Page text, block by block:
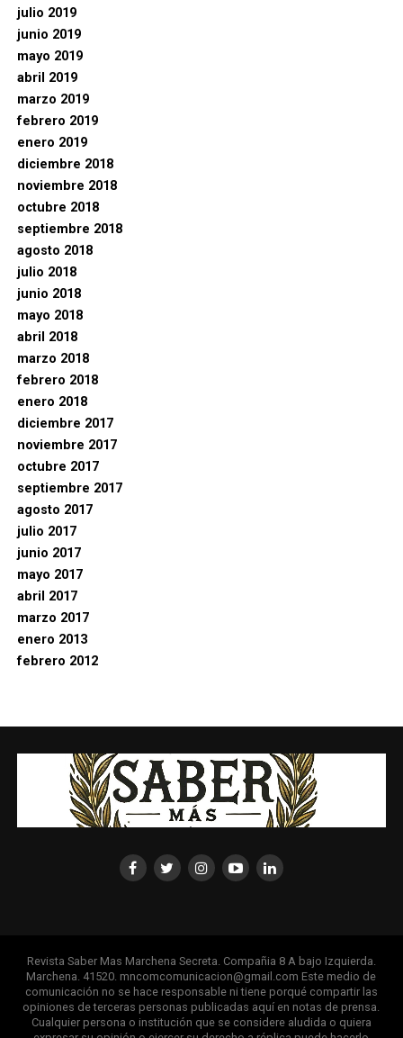
julio 2019
junio 2019
mayo 2019
abril 2019
marzo 2019
febrero 2019
enero 2019
diciembre 2018
noviembre 2018
octubre 2018
septiembre 2018
agosto 2018
julio 2018
junio 2018
mayo 2018
abril 2018
marzo 2018
febrero 2018
enero 2018
diciembre 2017
noviembre 2017
octubre 2017
septiembre 2017
agosto 2017
julio 2017
junio 2017
mayo 2017
abril 2017
marzo 2017
enero 2013
febrero 2012
Revista Saber Mas Marchena Secreta. Compañia 8 A bajo Izquierda.
Marchena. 41520. mncomcomunicacion@gmail.com Este medio de
comunicación no se hace responsable ni tiene porqué compartir las
opiniones de terceras personas publicadas aquí en notas de prensa.
Cualquier persona o institución que se considere aludida o quiera